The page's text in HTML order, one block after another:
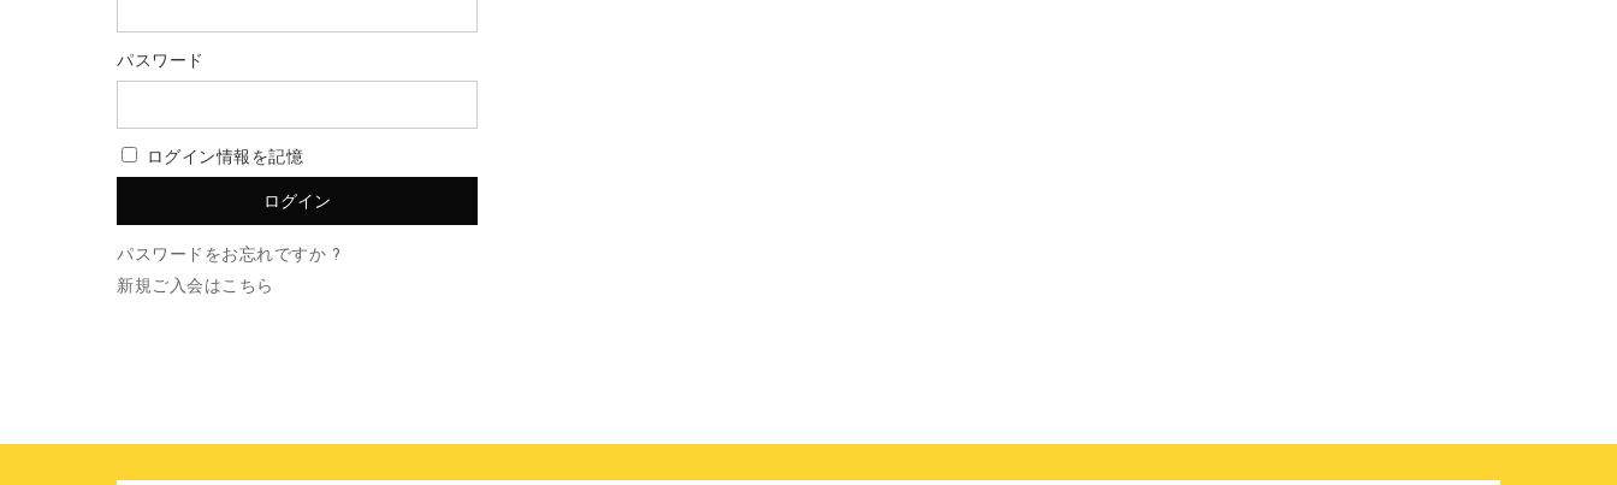
パスワード
ログイン情報を記憶
パスワードをお忘れですか ?
新規ご入会はこちら